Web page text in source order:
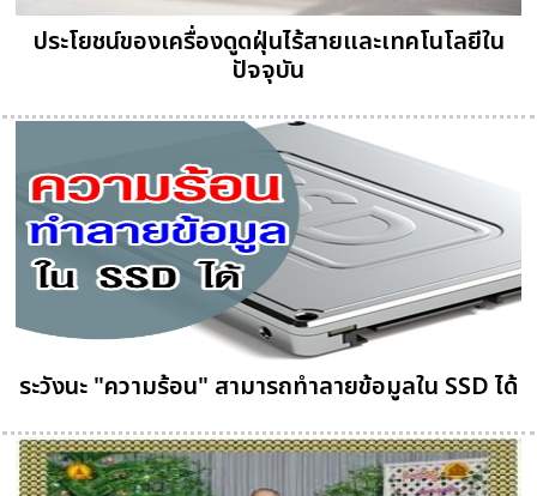
ประโยชน์ของเครื่องดูดฝุ่นไร้สายและเทคโนโลยีใน
ปัจจุบัน
ระวังนะ "ความร้อน" สามารถทำลายข้อมูลใน SSD ได้